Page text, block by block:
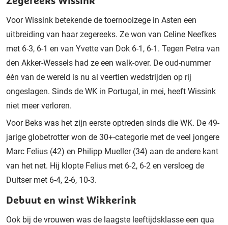
Voor Wissink betekende de toernooizege in Asten een
uitbreiding van haar zegereeks. Ze won van Celine Neefkes
met 6-3, 6-1 en van Yvette van Dok 6-1, 6-1. Tegen Petra van
den Akker-Wessels had ze een walk-over. De oud-nummer
één van de wereld is nu al veertien wedstrijden op rij
ongeslagen. Sinds de WK in Portugal, in mei, heeft Wissink
niet meer verloren.
Voor Beks was het zijn eerste optreden sinds die WK. De 49-
jarige globetrotter won de 30+-categorie met de veel jongere
Marc Felius (42) en Philipp Mueller (34) aan de andere kant
van het net. Hij klopte Felius met 6-2, 6-2 en versloeg de
Duitser met 6-4, 2-6, 10-3.
Debuut en winst Wikkerink
Ook bij de vrouwen was de laagste leeftijdsklasse een qua